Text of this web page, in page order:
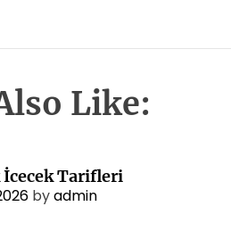
Like:
İcecek Tarifleri
byadmin